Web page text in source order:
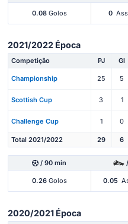
0.08Golos 0
2021/2022 Época
Competição PJ Gl
Championship 25 5
Scottish Cup 3 1
Challenge Cup 1 0
Total 2021/2022 29 6
/ 90 min
0.26Golos 0.05
2020/2021 Época